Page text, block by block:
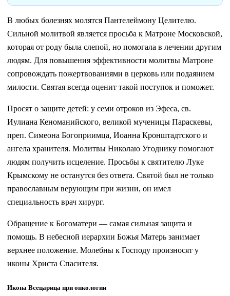
В любых болезнях молятся Пантелеймону Целителю.
Сильной молитвой является просьба к Матроне Московской,
которая от роду была слепой, но помогала в лечении другим
людям. Для повышения эффективности молитвы Матроне
сопровождать пожертвованиями в церковь или подаянием
милости. Святая всегда оценит такой поступок и поможет.
Просят о защите детей: у семи отроков из Эфеса, св.
Иулиана Кеноманийского, великой мученицы Параскевы,
преп. Симеона Богоприимца, Иоанна Кронштадтского и
ангела хранителя. Молитвы Николаю Угоднику помогают
людям получить исцеление. Просьбы к святителю Луке
Крымскому не останутся без ответа. Святой был не только
православным верующим при жизни, он имел
специальность врач хирург.
Обращение к Богоматери — самая сильная защита и
помощь. В небесной иерархии Божья Матерь занимает
верхнее положение. Молебны к Господу произносят у
иконы Христа Спасителя.
Икона Всецарица при онкологии